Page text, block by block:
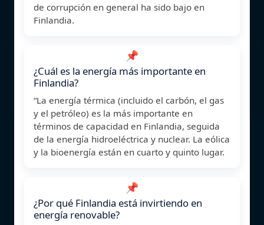
de corrupción en general ha sido bajo en
Finlandia.
📌
¿Cuál es la energía más importante en
Finlandia?
“La energía térmica (incluido el carbón, el gas
y el petróleo) es la más importante en
términos de capacidad en Finlandia, seguida
de la energía hidroeléctrica y nuclear. La eólica
y la bioenergía están en cuarto y quinto lugar.
📌
¿Por qué Finlandia está invirtiendo en
energía renovable?